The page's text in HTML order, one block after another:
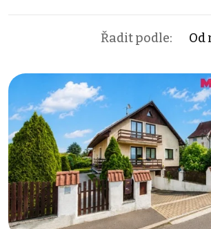
Řadit podle: Od